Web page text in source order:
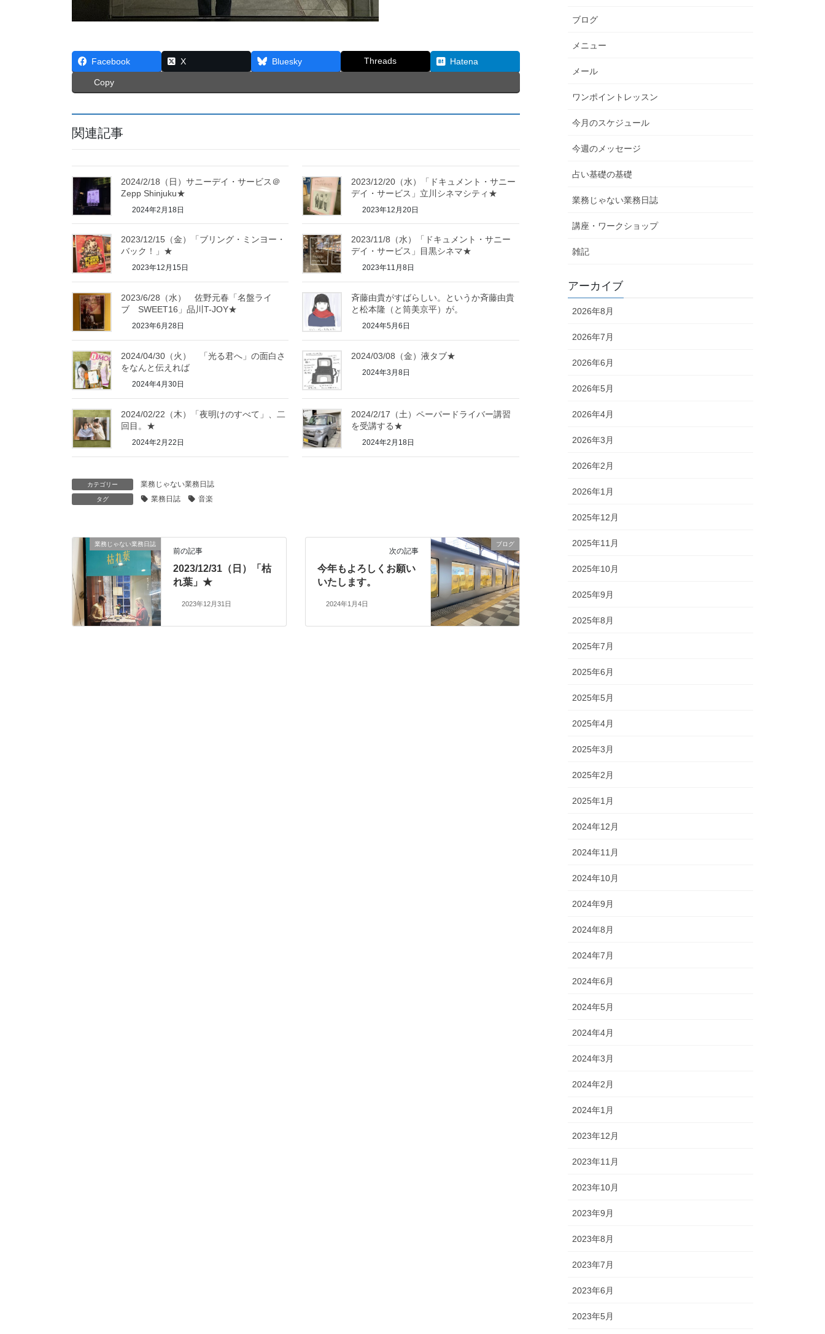
Facebook X Bluesky Threads Hatena
Copy
関連記事
2024/2/18（日）サニーデイ・サービス＠
Zepp Shinjuku★
2024年2月18日
2023/12/20（水）「ドキュメント・サニー
デイ・サービス」立川シネマシティ★
2023年12月20日
2023/12/15（金）「ブリング・ミンヨー・
バック！」★
2023年12月15日
2023/11/8（水）「ドキュメント・サニー
デイ・サービス」目黒シネマ★
2023年11月8日
2023/6/28（水） 佐野元春「名盤ライ
ブ SWEET16」品川T-JOY★
2023年6月28日
斉藤由貴がすばらしい。というか斉藤由貴
と松本隆（と筒美京平）が。
2024年5月6日
2024/04/30（火） 「光る君へ」の面白さ
をなんと伝えれば
2024年4月30日
2024/03/08（金）液タブ★
2024年3月8日
2024/02/22（木）「夜明けのすべて」、二
回目。★
2024年2月22日
2024/2/17（土）ペーパードライバー講習
を受講する★
2024年2月18日
カテゴリー 業務じゃない業務日誌
タグ 業務日誌 音楽
業務じゃない業務日誌
前の記事
2023/12/31（日）「枯
れ葉」★
2023年12月31日
ブログ
次の記事
今年もよろしくお願い
いたします。
2024年1月4日
ブログ
メニュー
メール
ワンポイントレッスン
今月のスケジュール
今週のメッセージ
占い基礎の基礎
業務じゃない業務日誌
講座・ワークショップ
雑記
アーカイブ
2026年8月
2026年7月
2026年6月
2026年5月
2026年4月
2026年3月
2026年2月
2026年1月
2025年12月
2025年11月
2025年10月
2025年9月
2025年8月
2025年7月
2025年6月
2025年5月
2025年4月
2025年3月
2025年2月
2025年1月
2024年12月
2024年11月
2024年10月
2024年9月
2024年8月
2024年7月
2024年6月
2024年5月
2024年4月
2024年3月
2024年2月
2024年1月
2023年12月
2023年11月
2023年10月
2023年9月
2023年8月
2023年7月
2023年6月
2023年5月